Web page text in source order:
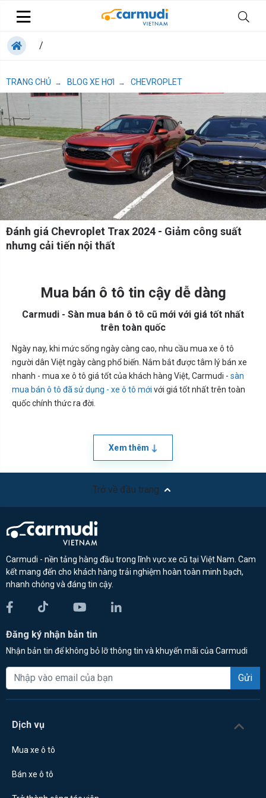
/
TRANG CHỦ → BLOG XE HƠI → CHEVROPLET
Đánh giá Chevroplet Trax 2024 - Giảm công suất
nhưng cải tiến nội thất
Mua bán ô tô tin cậy dễ dàng
Carmudi - Sàn mua bán ô tô cũ mới với giá tốt nhất
trên toàn quốc
Ngày nay, khi mức sống ngày càng cao, nhu cầu mua xe ô tô
người dân Việt ngày càng phổ biến. Nắm bắt được tâm lý bán xe
nhanh - mua xe ô tô giá tốt của khách hàng Việt, Carmudi - sàn
mua bán ô tô đã sử dụng - xe ô tô mới với giá tốt nhất trên toàn
quốc chính thức ra đời.
Xem thêm
Trở về đầu trang
Carmudi - nền tảng hàng đầu trong lĩnh vực xe cũ tại Việt Nam. Cam
kết mang đến cho khách hàng trải nghiệm hoàn toàn minh bạch,
nhanh chóng và đáng tin cậy.
Đăng ký nhận bản tin
Nhận bản tin để không bỏ lỡ thông tin và khuyến mãi của Carmudi
Gửi
Dịch vụ
Mua xe ô tô
Bán xe ô tô